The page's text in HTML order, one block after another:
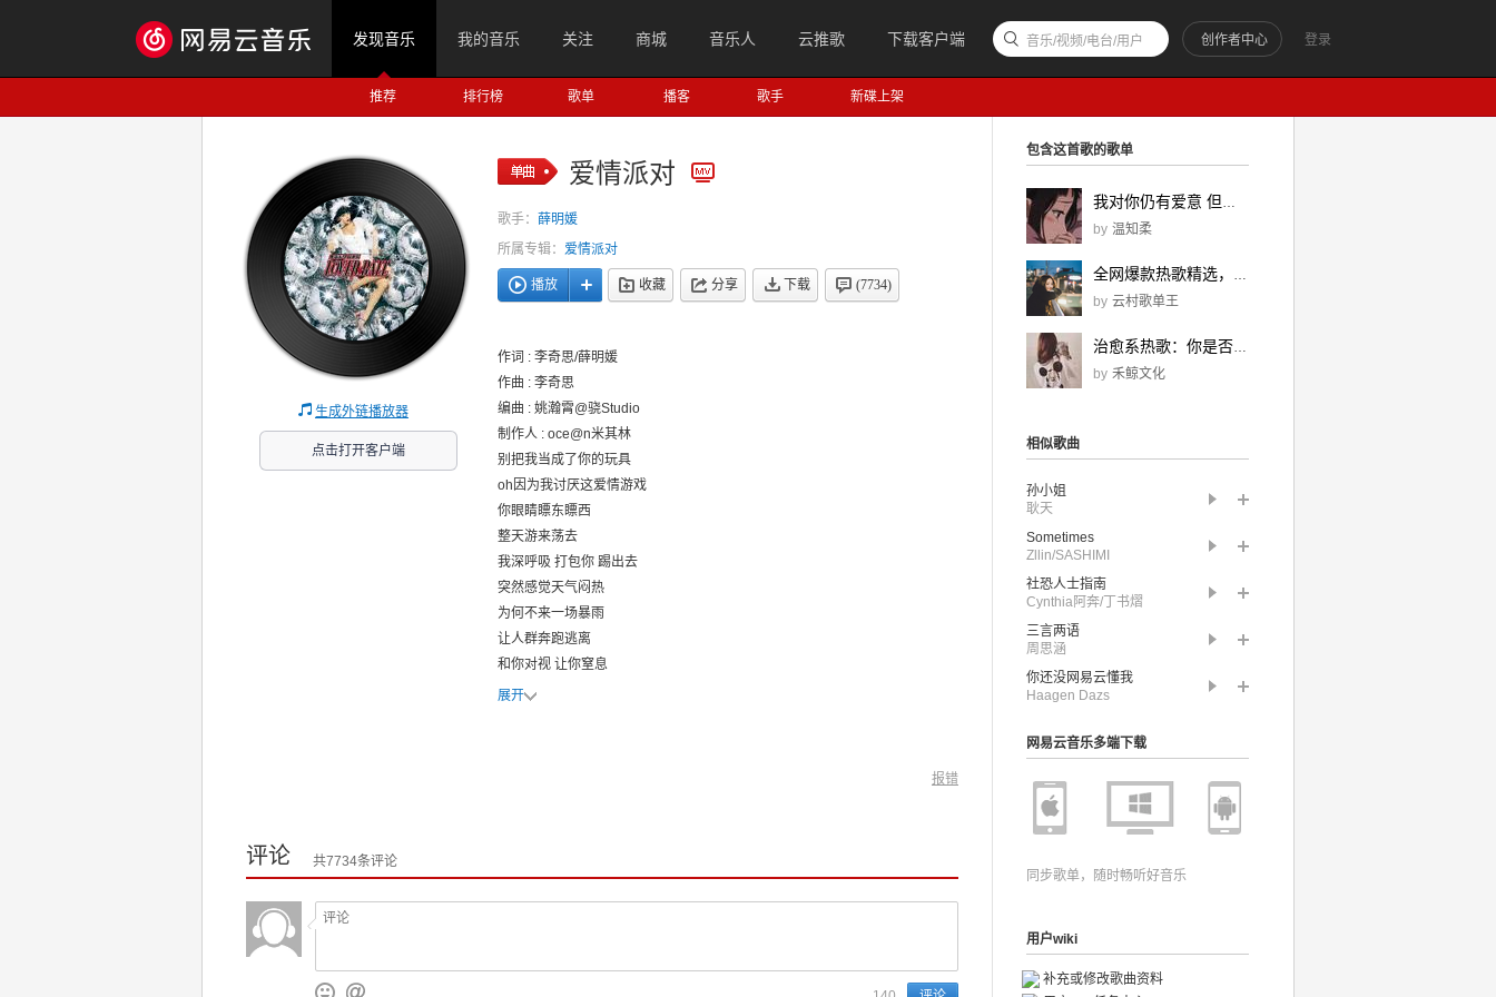
发现音乐 我的音乐 关注 商城 音乐人 云推歌 下载客户端 登录
创作者中心
音乐/视频/电台/用户
推荐 排行榜 歌单 播客 歌手 新碟上架